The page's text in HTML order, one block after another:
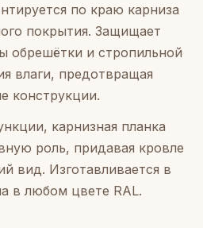
по краю карниза
покрытия. Защищает
обрешётки и стропильной
влаги, предотвращая
конструкции.
карнизная планка
роль, придавая кровле
вид. Изготавливается в
в любом цвете RAL.